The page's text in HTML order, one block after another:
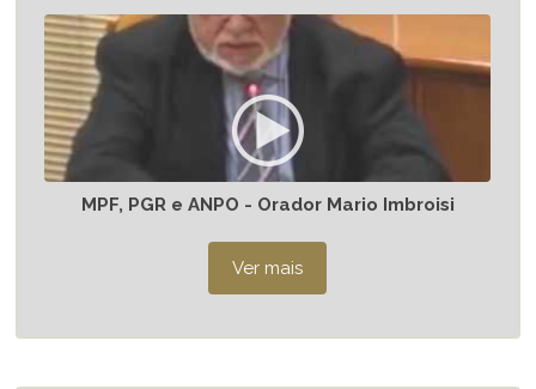
MPF, PGR e ANPO - Orador Mario Imbroisi